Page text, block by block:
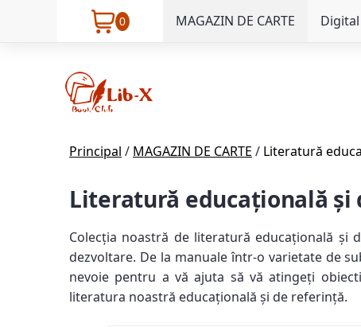
0 MAGAZIN DE CARTE
Principal / MAGAZIN DE CARTE / Literatură
Literatură educațională și
Colecția noastră de literatură educațională
dezvoltare. De la manuale într-o varietate de
nevoie pentru a vă ajuta să vă atingeți
literatura noastră educațională și de referință.